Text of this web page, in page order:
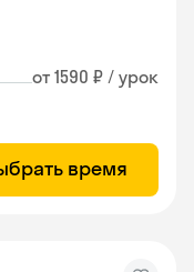
от 1590 ₽ / урок
время